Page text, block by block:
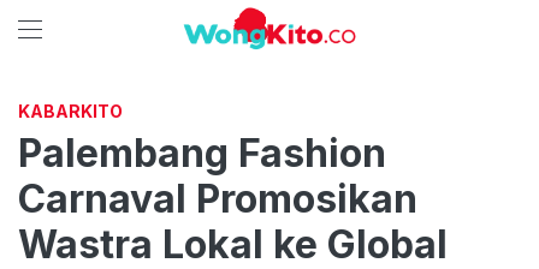
KABARKITO
Palembang Fashion
Carnaval Promosikan
Wastra Lokal ke Global